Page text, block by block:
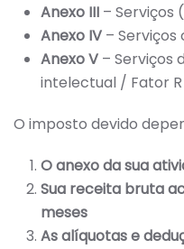
Anexo III – Serviços
Anexo IV – Serviços
Anexo V – Serviços
intelectual / Fator R
O imposto devido
O anexo da sua
Sua receita bruta
meses
As alíquotas e